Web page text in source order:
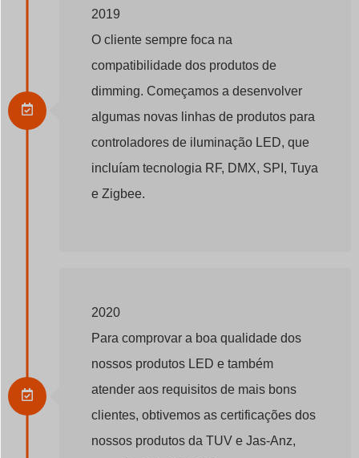
2019
O cliente sempre foca na
compatibilidade dos produtos de
dimming. Começamos a desenvolver
algumas novas linhas de produtos para
controladores de iluminação LED, que
incluíam tecnologia RF, DMX, SPI, Tuya
e Zigbee.
2020
Para comprovar a boa qualidade dos
nossos produtos LED e também
atender aos requisitos de mais bons
clientes, obtivemos as certificações dos
nossos produtos da TUV e Jas-Anz,